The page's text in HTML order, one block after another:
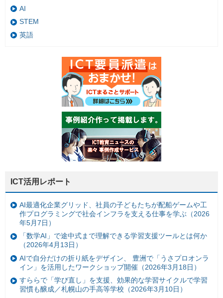
AI
STEM
英語
ICT活用レポート
AI最適化企業グリッド、社員の子どもたちが配船ゲームや工
作プログラミングで社会インフラを支える仕事を学ぶ（2026
年5月7日）
「数学AI」で途中式まで理解できる学習支援ツールとは何か
（2026年4月13日）
AIで自分だけの折り紙をデザイン、 豊洲で「うさプロオンラ
イン」を活用したワークショップ開催（2026年3月18日）
すららで「学び直し」を支援、効果的な学習サイクルで学習
習慣も醸成／札幌山の手高等学校（2026年3月10日）